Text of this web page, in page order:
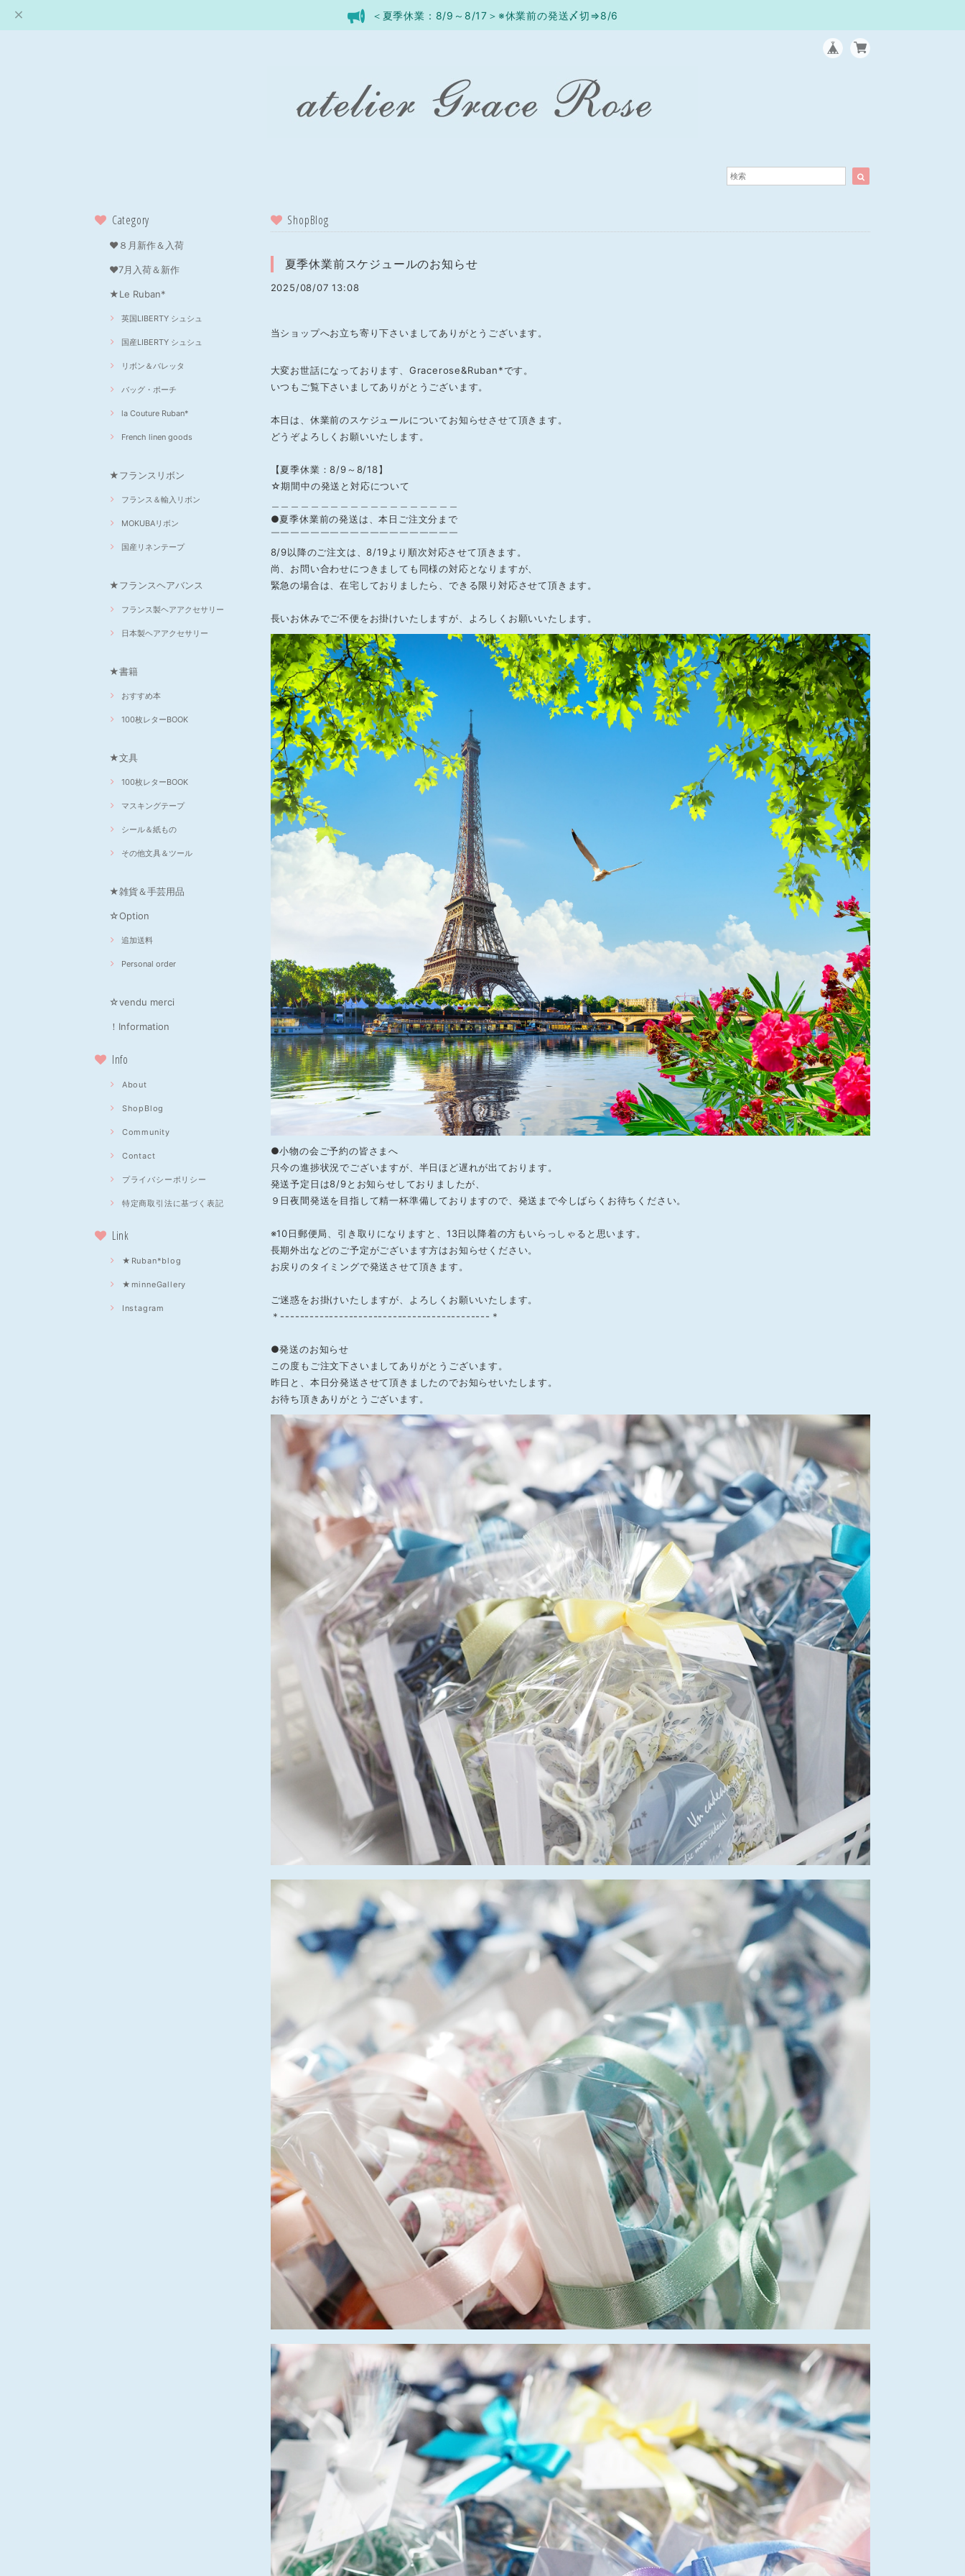
＜夏季休業：8/9～8/17＞※休業前の発送〆切⇒8/6
Category
❤８月新作＆入荷
❤7月入荷＆新作
★Le Ruban*
英国LIBERTY シュシュ
国産LIBERTY シュシュ
リボン＆バレッタ
バッグ・ポーチ
la Couture Ruban*
French linen goods
★フランスリボン
フランス＆輸入リボン
MOKUBAリボン
国産リネンテープ
★フランスヘアバンス
フランス製ヘアアクセサリー
日本製ヘアアクセサリー
★書籍
おすすめ本
100枚レターBOOK
★文具
100枚レターBOOK
マスキングテープ
シール＆紙もの
その他文具＆ツール
★雑貨＆手芸用品
☆Option
追加送料
Personal order
☆vendu merci
！Information
Info
About
ShopBlog
Community
Contact
プライバシーポリシー
特定商取引法に基づく表記
Link
★Ruban*blog
★minneGallery
Instagram
ShopBlog
夏季休業前スケジュールのお知らせ
2025/08/07 13:08
当ショップへお立ち寄り下さいましてありがとうございます。
大変お世話になっております、Gracerose&Ruban*です。
いつもご覧下さいましてありがとうございます。
本日は、休業前のスケジュールについてお知らせさせて頂きます。
どうぞよろしくお願いいたします。
【夏季休業：8/9～8/18】
☆期間中の発送と対応について
●夏季休業前の発送は、本日ご注文分まで
￣￣￣￣￣￣￣￣￣￣￣￣￣￣￣￣￣￣￣
8/9以降のご注文は、8/19より順次対応させて頂きます。
尚、お問い合わせにつきましても同様の対応となりますが、
緊急の場合は、在宅しておりましたら、できる限り対応させて頂きます。
長いお休みでご不便をお掛けいたしますが、よろしくお願いいたします。
●小物の会ご予約の皆さまへ
只今の進捗状況でございますが、半日ほど遅れが出ております。
発送予定日は8/9とお知らせしておりましたが、
９日夜間発送を目指して精一杯準備しておりますので、発送まで今しばらくお待ちください。
※10日郵便局、引き取りになりますと、13日以降着の方もいらっしゃると思います。
長期外出などのご予定がございます方はお知らせください。
お戻りのタイミングで発送させて頂きます。
ご迷惑をお掛けいたしますが、よろしくお願いいたします。
＊-------------------------------------------＊
●発送のお知らせ
この度もご注文下さいましてありがとうございます。
昨日と、本日分発送させて頂きましたのでお知らせいたします。
お待ち頂きありがとうございます。